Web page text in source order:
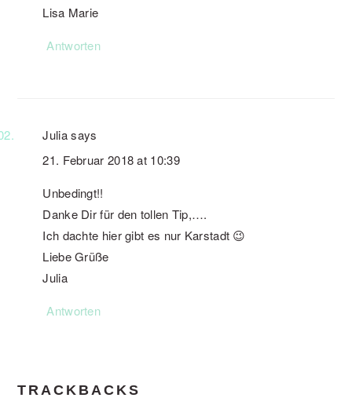
Lisa Marie
Antworten
Julia says
21. Februar 2018 at 10:39
Unbedingt!!
Danke Dir für den tollen Tip,….
Ich dachte hier gibt es nur Karstadt 😉
Liebe Grüße
Julia
Antworten
TRACKBACKS